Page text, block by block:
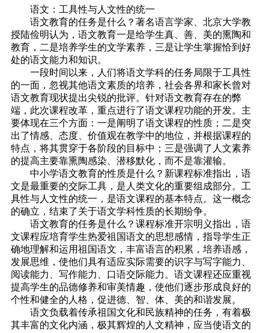
语文：工具性与人文性的统一
语文教育的任务是什么？著名语言学家、北京大学教
授陆俭明认为，语文教育一是给学生真、善、美的熏陶和
教育，二是培养学生的文学素养，三是让学生掌握恰到好
处的语文能力和知识。
一段时间以来，人们将语文学科的任务局限于工具性
的一面，忽视其他语文素质的培养，社会各界和家长曾对
语文教育现状提出尖锐的批评。针对语文教育存在的弊
端，此次课程改革，重点进行了语文课程功能的开发。主
要体现在三个方面：一是阐明了语文课程的性质；二是突
出了情感、态度、价值观在教学中的地位，并根据课程的
特点，将其贯穿于各阶段的目标中；三是强调了人文素养
的提高主要靠熏陶感染、潜移默化，而不是靠灌输。
中小学语文教育的性质是什么？新课程标准指出，语
文是最重要的交际工具，是人类文化的重要组成部分。工
具性与人文性的统一，是语文课程的基本特点。这一概念
的确立，结束了关于语文学科性质的长期纷争。
语文教育的任务是什么？课程标准开宗明义指出，语
文课程应培育学生热爱祖国语文的思想感情，指导学生正
确地理解和运用祖国语文，丰富语言的积累，培养语感，
发展思维，使他们具有适应实际需要的识字与写字能力、
阅读能力、写作能力、口语交际能力。语文课程还应重视
提高学生的品德修养和审美情趣，使他们逐步形成良好的
个性和健全的人格，促进德、智、体、美的和谐发展。
语文负载着传承祖国文化和民族精神的任务，有着极
其丰富的文化内涵，极其辉煌的人文精神，应当使语文的